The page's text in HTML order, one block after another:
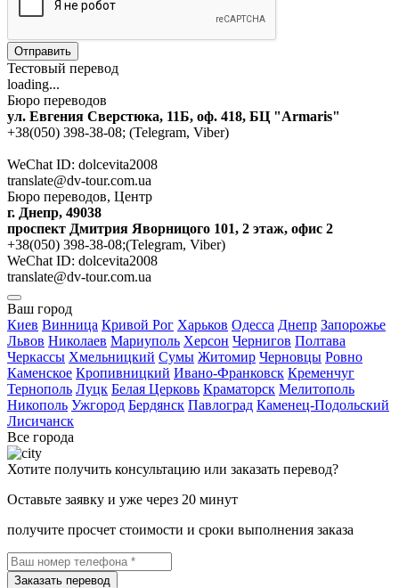
Отправить
Тестовый перевод
loading...
Бюро переводов
ул. Евгения Сверстюка, 11Б, оф. 418, БЦ "Armaris"
+38(050) 398-38-08; (Telegram, Viber)
WeChat ID: dolcevita2008
translate@dv-tour.com.ua
Бюро переводов, Центр
г. Днепр, 49038
проспект Дмитрия Яворницого 101, 2 этаж, офис 2
+38(050) 398-38-08;(Telegram, Viber)
WeChat ID: dolcevita2008
translate@dv-tour.com.ua
Ваш город
Киев Винница Кривой Рог Харьков Одесса Днепр Запорожье
Львов Николаев Мариуполь Херсон Чернигов Полтава
Черкассы Хмельницкий Сумы Житомир Черновцы Ровно
Каменское Кропивницкий Ивано-Франковск Кременчуг
Тернополь Луцк Белая Церковь Краматорск Мелитополь
Никополь Ужгород Бердянск Павлоград Каменец-Подольский
Лисичанск
Все города
Хотите получить консультацию или заказать перевод?
Оставьте заявку и уже через 20 минут
получите просчет стоимости и сроки выполнения заказа
Заказать перевод